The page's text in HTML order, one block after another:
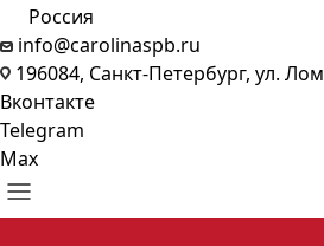
Россия
info@carolinaspb.ru
196084, Санкт-Петербург, ул.
Вконтакте
Telegram
Max